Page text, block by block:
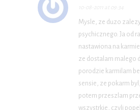
Mysle, ze duzo
psychicznego. Ja od
nastawiona na
ze dostalam malego
porodzie karmilam
sensie, ze pokarm
potem przeszlam
wszystrkie, czyli